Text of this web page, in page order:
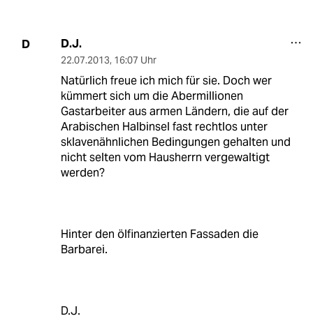
D D.J.
22.07.2013, 16:07 Uhr
Natürlich freue ich mich für sie. Doch wer
kümmert sich um die Abermillionen
Gastarbeiter aus armen Ländern, die auf der
Arabischen Halbinsel fast rechtlos unter
sklavenähnlichen Bedingungen gehalten und
nicht selten vom Hausherrn vergewaltigt
werden?
Hinter den ölfinanzierten Fassaden die
Barbarei.
D.J.